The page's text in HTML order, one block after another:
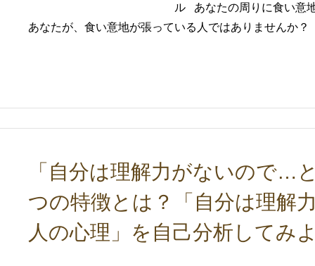
ル あなたの周りに食い意
あなたが、食い意地が張っている人ではありませんか
「自分は理解力がないので…
つの特徴とは？「自分は理解
人の心理」を自己分析してみ